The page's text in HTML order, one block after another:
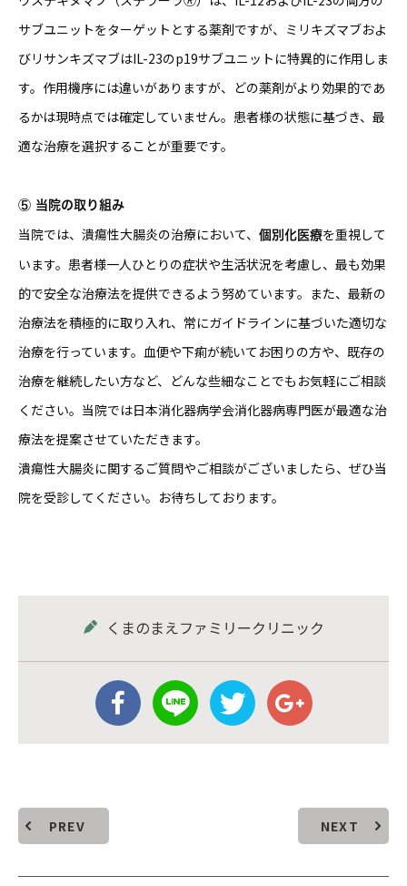
サブユニットをターゲットとする薬剤ですが、ミリキズマブおよ
びリサンキズマブはIL-23のp19サブユニットに特異的に作用しま
す。作用機序には違いがありますが、どの薬剤がより効果的であ
るかは現時点では確定していません。患者様の状態に基づき、最
適な治療を選択することが重要です。
⑤ 当院の取り組み
当院では、潰瘍性大腸炎の治療において、 個別化医療を重視して
います。患者様一人ひとりの症状や生活状況を考慮し、最も効果
的で安全な治療法を提供できるよう努めています。また、最新の
治療法を積極的に取り入れ、常にガイドラインに基づいた適切な
治療を行っています。血便や下痢が続いてお困りの方や、既存の
治療を継続したい方など、どんな些細なことでもお気軽にご相談
ください。当院では日本消化器病学会消化器病専門医が最適な治
療法を提案させていただきます。
潰瘍性大腸炎に関するご質問やご相談がございましたら、ぜひ当
院を受診してください。お待ちしております。
くまのまえファミリークリニック
PREV NEXT